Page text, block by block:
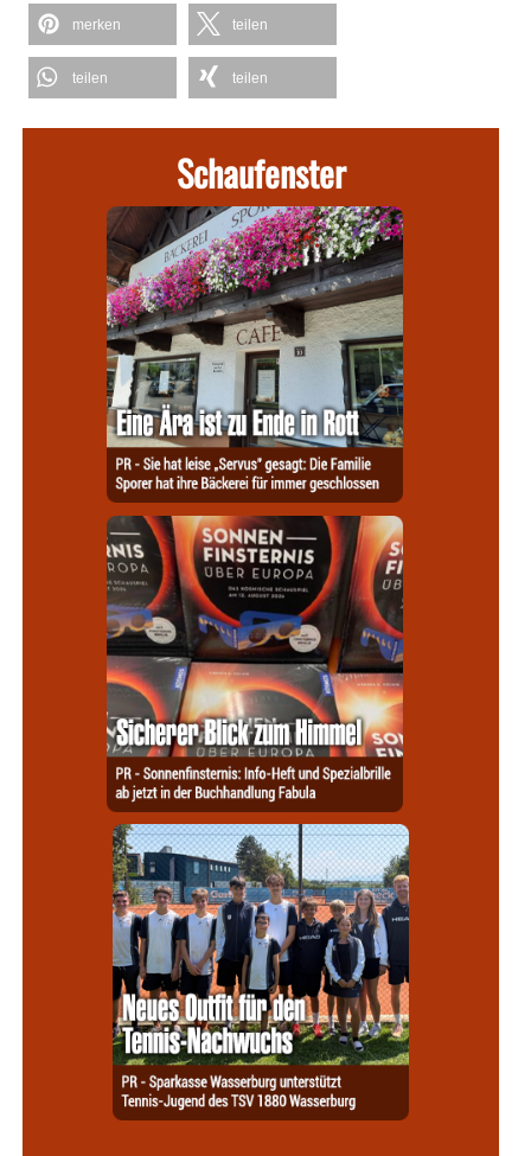
merken teilen
teilen teilen
Schaufenster